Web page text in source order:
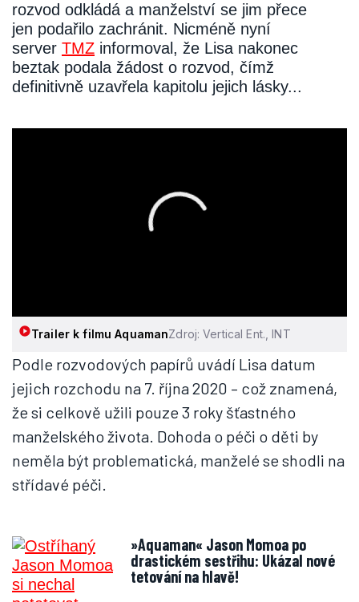
rozvod odkládá a manželství se jim přece
jen podařilo zachránit. Nicméně nyní
server TMZ informoval, že Lisa nakonec
beztak podala žádost o rozvod, čímž
definitivně uzavřela kapitolu jejich lásky...
Trailer k filmu AquamanZdroj: Vertical Ent., INT
Podle rozvodových papírů uvádí Lisa datum
jejich rozchodu na 7. října 2020 – což znamená,
že si celkově užili pouze 3 roky šťastného
manželského života. Dohoda o péči o děti by
neměla být problematická, manželé se shodli na
střídavé péči.
»Aquaman« Jason Momoa po
drastickém sestřihu: Ukázal nové
tetování na hlavě!